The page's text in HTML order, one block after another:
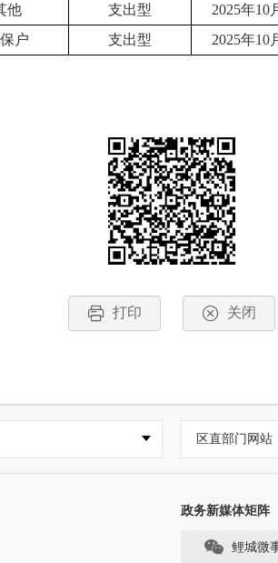
他 支出型 2025年10
户 支出型 2025年10
打印 关闭
区直部门网站
政务新媒体矩阵
鲤城微